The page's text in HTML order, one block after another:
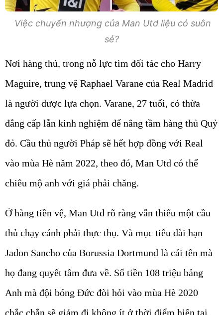
Việc chuyển nhượng của Man Utd liệu có suôn
sẻ?
Nơi hàng thủ, trong nỗ lực tìm đối tác cho Harry
Maguire, trung vệ Raphael Varane của Real Madrid
là người được lựa chọn. Varane, 27 tuổi, có thừa
đẳng cấp lẫn kinh nghiệm để nâng tầm hàng thủ Quỷ
đỏ. Cầu thủ người Pháp sẽ hết hợp đồng với Real
vào mùa Hè năm 2022, theo đó, Man Utd có thể
chiêu mộ anh với giá phải chăng.
Ở hàng tiền vệ, Man Utd rõ ràng vẫn thiếu một cầu
thủ chạy cánh phải thực thụ. Và mục tiêu dài hạn
Jadon Sancho của Borussia Dortmund là cái tên mà
họ đang quyết tâm đưa về. Số tiền 108 triệu bảng
Anh mà đội bóng Đức đòi hỏi vào mùa Hè 2020
chắc chắn sẽ giảm đi không ít ở thời điểm hiện tại.